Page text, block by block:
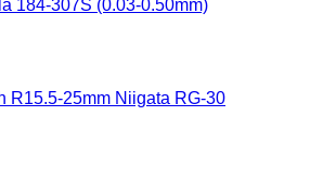
184-307S (0.03-0.50mm)
R15.5-25mm Niigata RG-30